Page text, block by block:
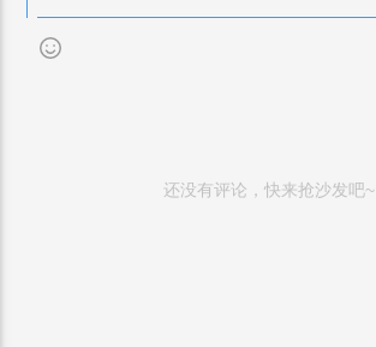
还没有评论，快来抢沙发吧~